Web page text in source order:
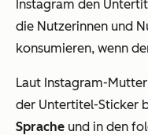
Instagram den
die Nutzerinnen und
konsumieren, wenn
Laut Instagram-
der Untertitel-Sticker
Sprache und in den